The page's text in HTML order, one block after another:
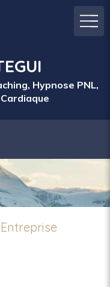
Hypnose PNL,